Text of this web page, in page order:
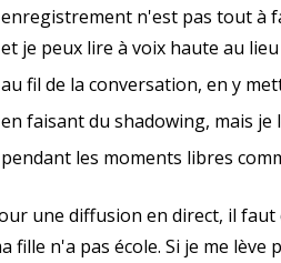
enregistrement n'est pas tout à
et je peux lire à voix haute au
au fil de la conversation, en y
en faisant du shadowing, mais
pendant les moments libres
une diffusion en direct, il
fille n'a pas école. Si je me